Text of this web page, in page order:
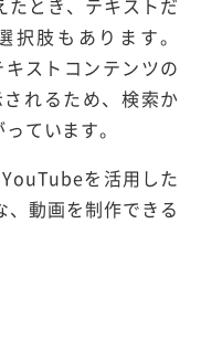
たとき、テキストだ
肢もあります。
ストコンテンツの
れるため、検索か
ています。
を活用した
、動画を制作できる